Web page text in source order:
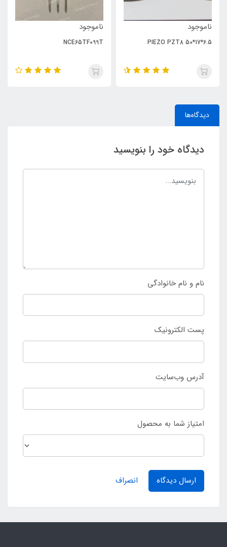
ناموجود
PIEZO PZT8 50*17*6.5
ناموجود
NCE65TF099T
دیدگاه‌ها
دیدگاه خود را بنویسید
نام و نام خانوادگی
پست الکترونیک
آدرس وب‌سایت
امتیاز شما به محصول
ارسال دیدگاه انصراف